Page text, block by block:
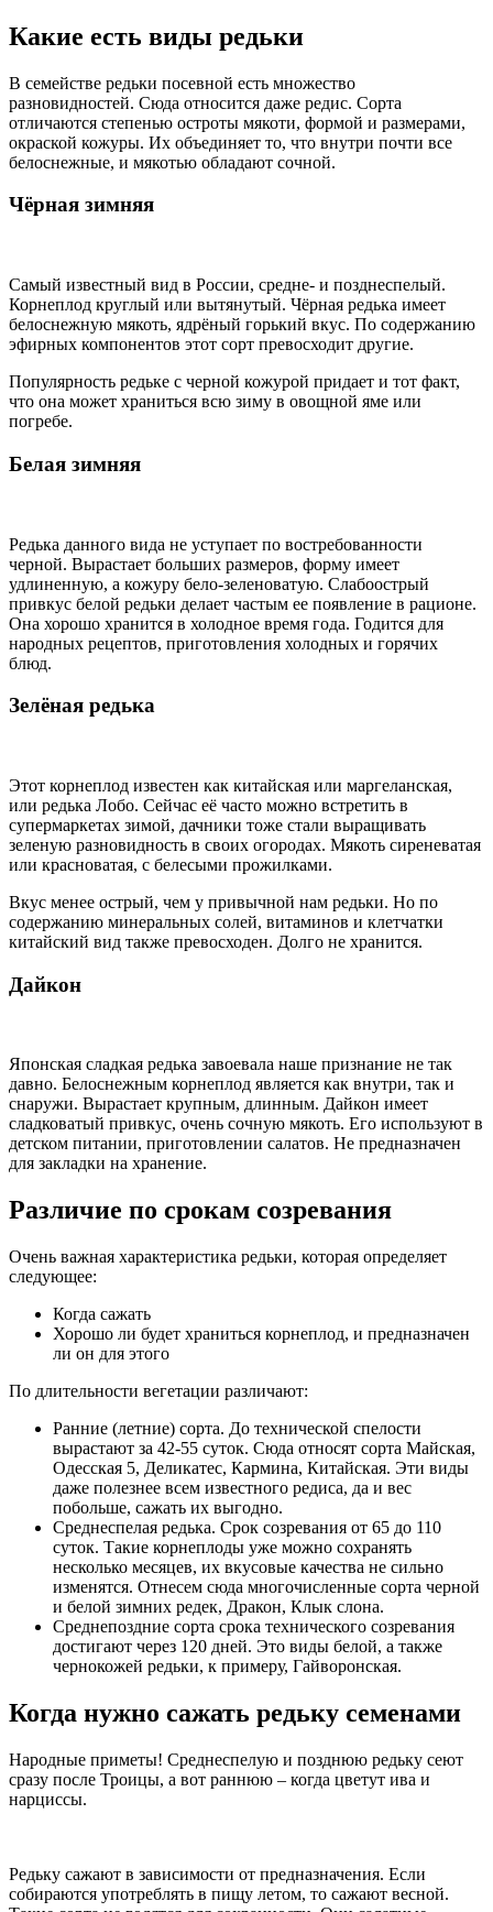
Какие есть виды редьки
В семействе редьки посевной есть множество
разновидностей. Сюда относится даже редис. Сорта
отличаются степенью остроты мякоти, формой и размерами,
окраской кожуры. Их объединяет то, что внутри почти все
белоснежные, и мякотью обладают сочной.
Чёрная зимняя
Самый известный вид в России, средне- и позднеспелый.
Корнеплод круглый или вытянутый. Чёрная редька имеет
белоснежную мякоть, ядрёный горький вкус. По содержанию
эфирных компонентов этот сорт превосходит другие.
Популярность редьке с черной кожурой придает и тот факт,
что она может храниться всю зиму в овощной яме или
погребе.
Белая зимняя
Редька данного вида не уступает по востребованности
черной. Вырастает больших размеров, форму имеет
удлиненную, а кожуру бело-зеленоватую. Слабоострый
привкус белой редьки делает частым ее появление в рационе.
Она хорошо хранится в холодное время года. Годится для
народных рецептов, приготовления холодных и горячих
блюд.
Зелёная редька
Этот корнеплод известен как китайская или маргеланская,
или редька Лобо. Сейчас её часто можно встретить в
супермаркетах зимой, дачники тоже стали выращивать
зеленую разновидность в своих огородах. Мякоть сиреневатая
или красноватая, с белесыми прожилками.
Вкус менее острый, чем у привычной нам редьки. Но по
содержанию минеральных солей, витаминов и клетчатки
китайский вид также превосходен. Долго не хранится.
Дайкон
Японская сладкая редька завоевала наше признание не так
давно. Белоснежным корнеплод является как внутри, так и
снаружи. Вырастает крупным, длинным. Дайкон имеет
сладковатый привкус, очень сочную мякоть. Его используют в
детском питании, приготовлении салатов. Не предназначен
для закладки на хранение.
Различие по срокам созревания
Очень важная характеристика редьки, которая определяет
следующее:
Когда сажать
Хорошо ли будет храниться корнеплод, и предназначен
ли он для этого
По длительности вегетации различают:
Ранние (летние) сорта. До технической спелости
вырастают за 42-55 суток. Сюда относят сорта Майская,
Одесская 5, Деликатес, Кармина, Китайская. Эти виды
даже полезнее всем известного редиса, да и вес
побольше, сажать их выгодно.
Среднеспелая редька. Срок созревания от 65 до 110
суток. Такие корнеплоды уже можно сохранять
несколько месяцев, их вкусовые качества не сильно
изменятся. Отнесем сюда многочисленные сорта черной
и белой зимних редек, Дракон, Клык слона.
Среднепоздние сорта срока технического созревания
достигают через 120 дней. Это виды белой, а также
чернокожей редьки, к примеру, Гайворонская.
Когда нужно сажать редьку семенами
Народные приметы! Среднеспелую и позднюю редьку сеют
сразу после Троицы, а вот раннюю – когда цветут ива и
нарциссы.
Редьку сажают в зависимости от предназначения. Если
собираются употреблять в пищу летом, то сажают весной.